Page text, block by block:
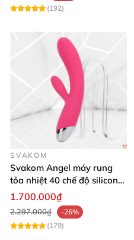
(192)
SVAKOM
Svakom Angel máy rung
tỏa nhiệt 40 chế độ silicon
mềm mịn
1.700.000₫
2.297.000₫
-26%
(179)